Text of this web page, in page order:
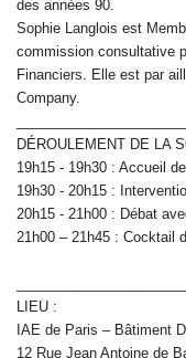
des années 90.
Sophie Langlois est
commission consultative
Financiers. Elle est par
Company.
DÉROULEMENT DE LA
19h15 - 19h30 : Accueil
19h30 - 20h15 :
20h15 - 21h00 : Débat
21h00 – 21h45 : Cocktail
LIEU :
IAE de Paris – Bâtiment
12 Rue Jean Antoine de